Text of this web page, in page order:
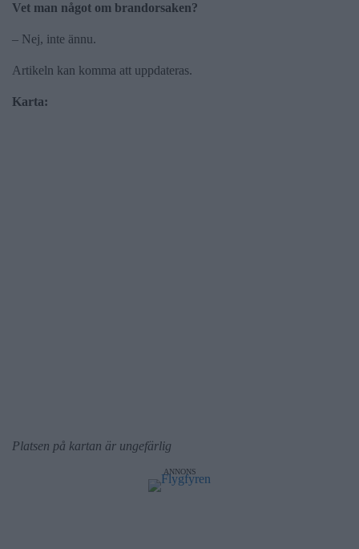
Vet man något om brandorsaken?
– Nej, inte ännu.
Artikeln kan komma att uppdateras.
Karta:
Platsen på kartan är ungefärlig
ANNONS